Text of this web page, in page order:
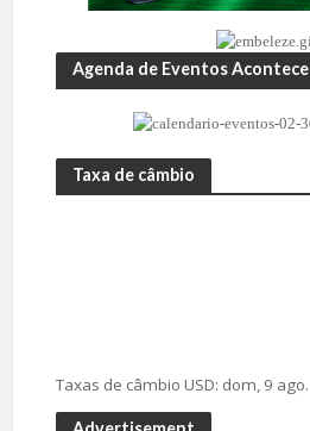
Agenda de Eventos Acontece
Taxa de câmbio
Taxas de câmbio USD: dom, 9 ago.